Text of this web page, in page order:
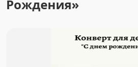
Рождения»